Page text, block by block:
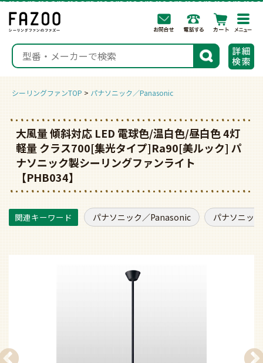
検索
シーリングファンTOP パナソニック／Panasonic
大風量 傾斜対応 LED 電球色/温白色/昼白色 4灯
軽量 クラス700[集光タイプ]Ra90[美ルック] パ
ナソニック製シーリングファンライト
【PHB034】
パナソニック／Panasonic パナソニッ